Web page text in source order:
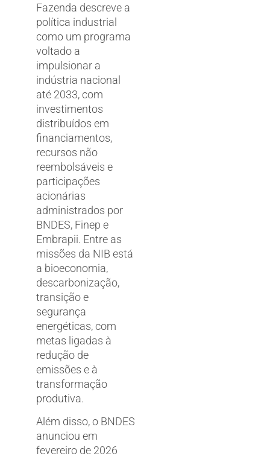
Fazenda descreve a
política industrial
como um programa
voltado a
impulsionar a
indústria nacional
até 2033, com
investimentos
distribuídos em
financiamentos,
recursos não
reembolsáveis e
participações
acionárias
administrados por
BNDES, Finep e
Embrapii. Entre as
missões da NIB está
a bioeconomia,
descarbonização,
transição e
segurança
energéticas, com
metas ligadas à
redução de
emissões e à
transformação
produtiva.
Além disso, o BNDES
anunciou em
fevereiro de 2026